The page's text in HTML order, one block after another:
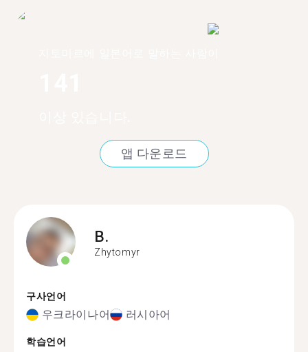
앱 다운로드
B.
Zhytomyr
구사언어
우크라이나어 러시아어
학습언어